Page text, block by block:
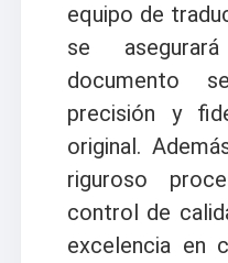
equipo de
se
documento
precisión y
original.
riguroso
control de
excelencia en